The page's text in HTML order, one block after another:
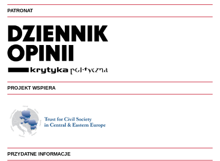
PATRONAT
PROJEKT WSPIERA
PRZYDATNE INFORMACJE